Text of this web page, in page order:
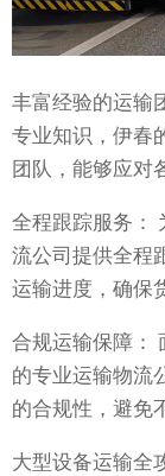
丰富经验的运输
专业知识，伊春
团队，能够应对
全程跟踪服务：
流公司提供全程
运输进度，确保
合规运输保障：
的专业运输物流
的合规性，避免
大型设备运输全